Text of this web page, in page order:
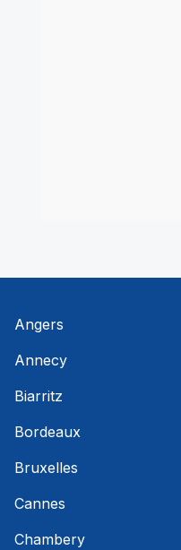
Angers
Annecy
Biarritz
Bordeaux
Bruxelles
Cannes
Chambery